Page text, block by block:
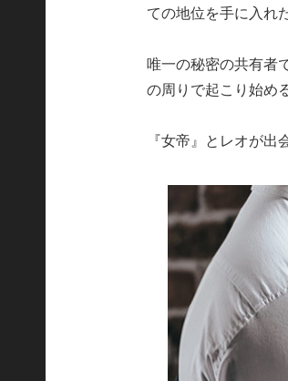
ての地位を手に入れ
唯一の秘密の共有者
の周りで起こり始める
『女帝』とレオが